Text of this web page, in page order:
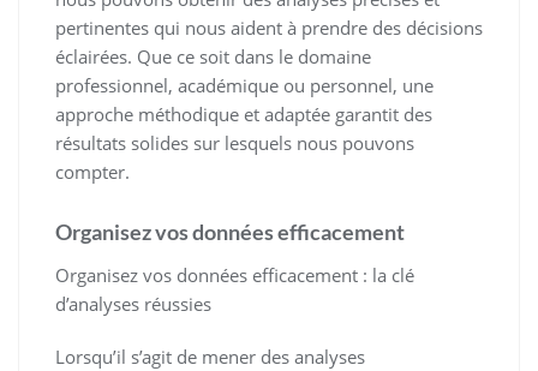
pertinentes qui nous aident à prendre des décisions
éclairées. Que ce soit dans le domaine
professionnel, académique ou personnel, une
approche méthodique et adaptée garantit des
résultats solides sur lesquels nous pouvons
compter.
Organisez vos données efficacement
Organisez vos données efficacement : la clé
d’analyses réussies
Lorsqu’il s’agit de mener des analyses